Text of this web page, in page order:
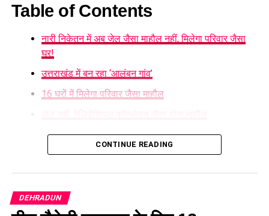
Table of Contents
नारी निकेतन में अब जेल जैसा माहौल नहीं, मिलेगा परिवार जैसा
घर!
उत्तराखंड में बन रहा ‘आलंबन गांव’
16 घरों में मिलेगा परिवार जैसा माहौल
5 एकड़ जमीन की हो रही है तलाश
महिलाओं और बच्चों को मिलेगा नया जीवन
मिलेगा परिवार जैसा घर!
CONTINUE READING
DEHRADUN